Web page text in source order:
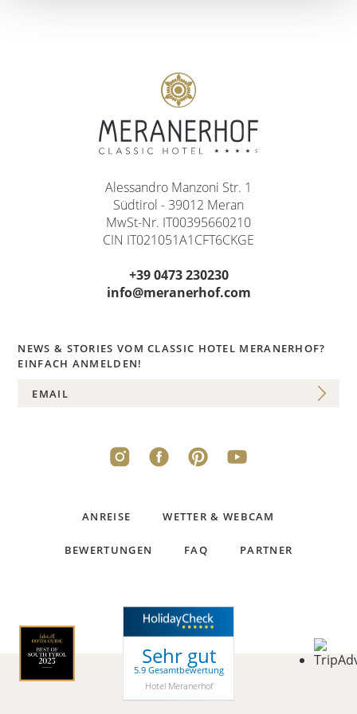
Alessandro Manzoni Str. 1
Südtirol - 39012 Meran
MwSt-Nr. IT00395660210
CIN IT021051A1CFT6CKGE
+39 0473 230230
info@meranerhof.com
NEWS & STORIES VOM CLASSIC HOTEL MERANERHOF?
EINFACH ANMELDEN!
ANREISE WETTER & WEBCAM
BEWERTUNGEN FAQ PARTNER
Sehr gut
5.9 Gesamtbewertung
Hotel Meranerhof